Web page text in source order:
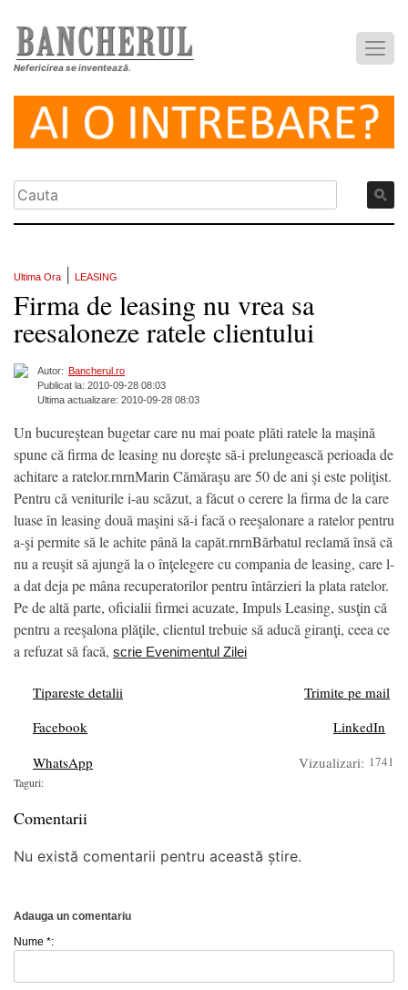
Nefericirea se inventează.
Ultima Ora LEASING
Firma de leasing nu vrea sa
reesaloneze ratele clientului
Autor: Bancherul.ro
Publicat la: 2010-09-28 08:03
Ultima actualizare: 2010-09-28 08:03
Un bucureştean bugetar care nu mai poate plăti ratele la maşină
spune că firma de leasing nu doreşte să-i prelungească perioada de
achitare a ratelor.rnrnMarin Cămăraşu are 50 de ani şi este poliţist.
Pentru că veniturile i-au scăzut, a făcut o cerere la firma de la care
luase în leasing două maşini să-i facă o reeşalonare a ratelor pentru
a-şi permite să le achite până la capăt.rnrnBărbatul reclamă însă că
nu a reuşit să ajungă la o înţelegere cu compania de leasing, care l-
a dat deja pe mâna recuperatorilor pentru întârzieri la plata ratelor.
Pe de altă parte, oficialii firmei acuzate, Impuls Leasing, susţin că
pentru a reeşalona plăţile, clientul trebuie să aducă giranţi, ceea ce
a refuzat să facă, scrie Evenimentul Zilei
Tipareste detalii
Trimite pe mail
Facebook
LinkedIn
WhatsApp
Vizualizari: 1741
Taguri:
Comentarii
Nu există comentarii pentru această știre.
Adauga un comentariu
Nume *: